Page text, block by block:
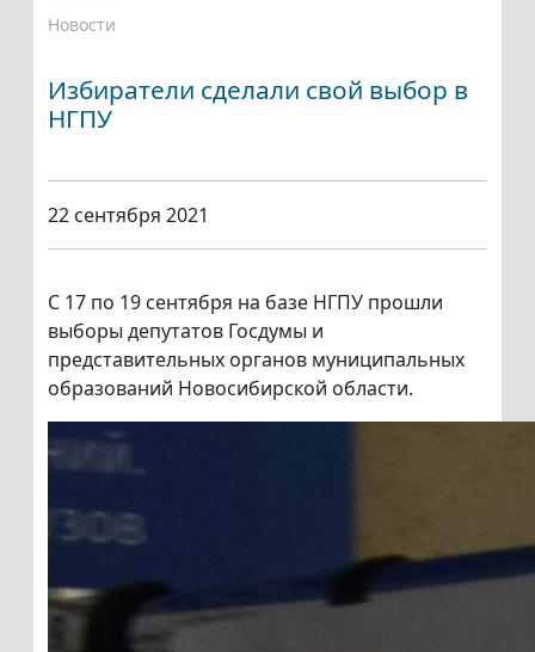
Новости
Избиратели сделали свой выбор в
НГПУ
22 сентября 2021
С 17 по 19 сентября на базе НГПУ прошли
выборы депутатов Госдумы и
представительных органов муниципальных
образований Новосибирской области.